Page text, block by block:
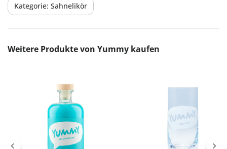
Kategorie: Sahnelikör
Produktgalerie überspringen
Weitere Produkte von Yummy kaufen